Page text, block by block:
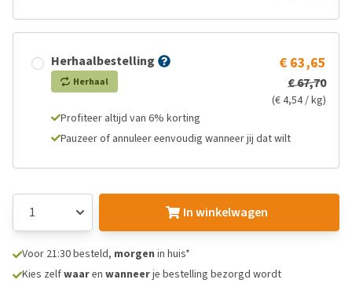
Herhaalbestelling
Herhaal
€ 63,65
€ 67,70
(€ 4,54 / kg)
Profiteer altijd van 6% korting
Pauzeer of annuleer eenvoudig wanneer jij dat wilt
In winkelwagen
Voor 21:30 besteld, morgen in huis*
Kies zelfwaaren wanneerje bestelling bezorgd wordt